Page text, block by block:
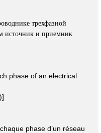
трехфазной
источник и приемник
phase of an electrical
phase d’un réseau